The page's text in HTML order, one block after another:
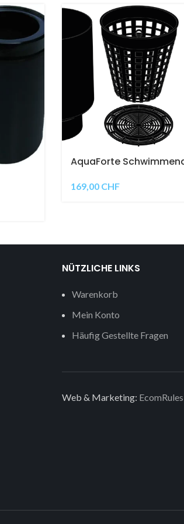
AquaForte
169,00 CHF
NÜTZLICHE LINKS
Warenkorb
Mein Konto
Häufig Gestellte Fragen
Web & Marketing: EcomRules